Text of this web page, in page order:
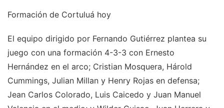
Formación de Cortuluá hoy
El equipo dirigido por Fernando Gutiérrez plantea su
juego con una formación 4-3-3 con Ernesto
Hernández en el arco; Cristian Mosquera, Hárold
Cummings, Julian Millan y Henry Rojas en defensa;
Jean Carlos Colorado, Luis Caicedo y Juan Manuel